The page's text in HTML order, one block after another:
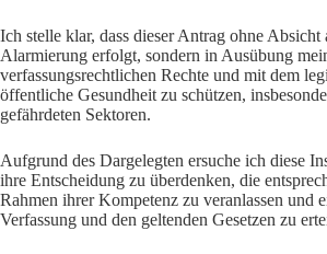
Ich stelle klar, dass dieser Antrag ohne
Alarmierung erfolgt, sondern in Ausübung
verfassungsrechtlichen Rechte und mit dem
öffentliche Gesundheit zu schützen,
gefährdeten Sektoren.
Aufgrund des Dargelegten ersuche ich diese
ihre Entscheidung zu überdenken, die
Rahmen ihrer Kompetenz zu veranlassen und
Verfassung und den geltenden Gesetzen zu